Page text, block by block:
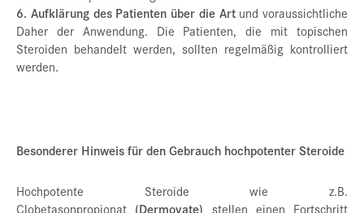
6. Aufklärung des Patienten über die Artund voraussichtliche
Daher der Anwendung. Die Patienten, die mit topischen
Steroiden behandelt werden, sollten regelmäßig kontrolliert
werden.
Besonderer Hinweis für den Gebrauch hochpotenter Steroide
Hochpotente Steroide wie z.B.
Clobetasonpropionat (Dermovate) stellen einen Fortschritt